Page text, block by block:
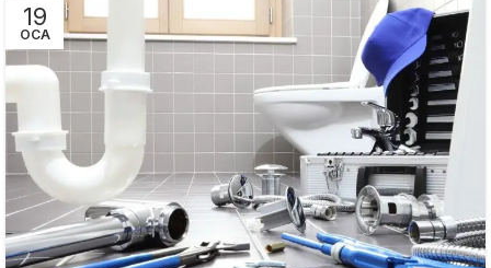
19
OCA